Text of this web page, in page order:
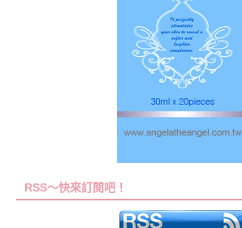
RSS～快來訂閱吧！